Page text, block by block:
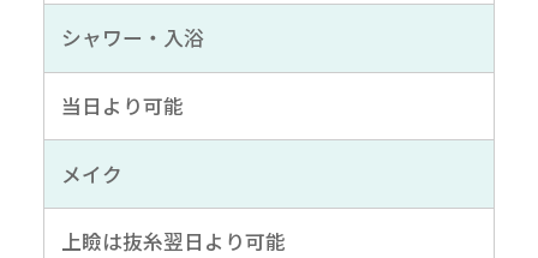
シャワー・入浴
当日より可能
メイク
上瞼は抜糸翌日より可能